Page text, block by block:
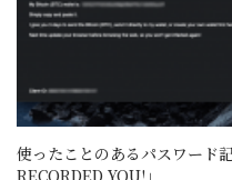
使ったことのあるパスワード